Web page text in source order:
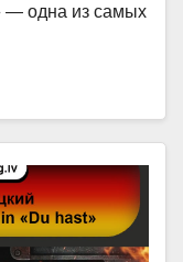
— одна из самых